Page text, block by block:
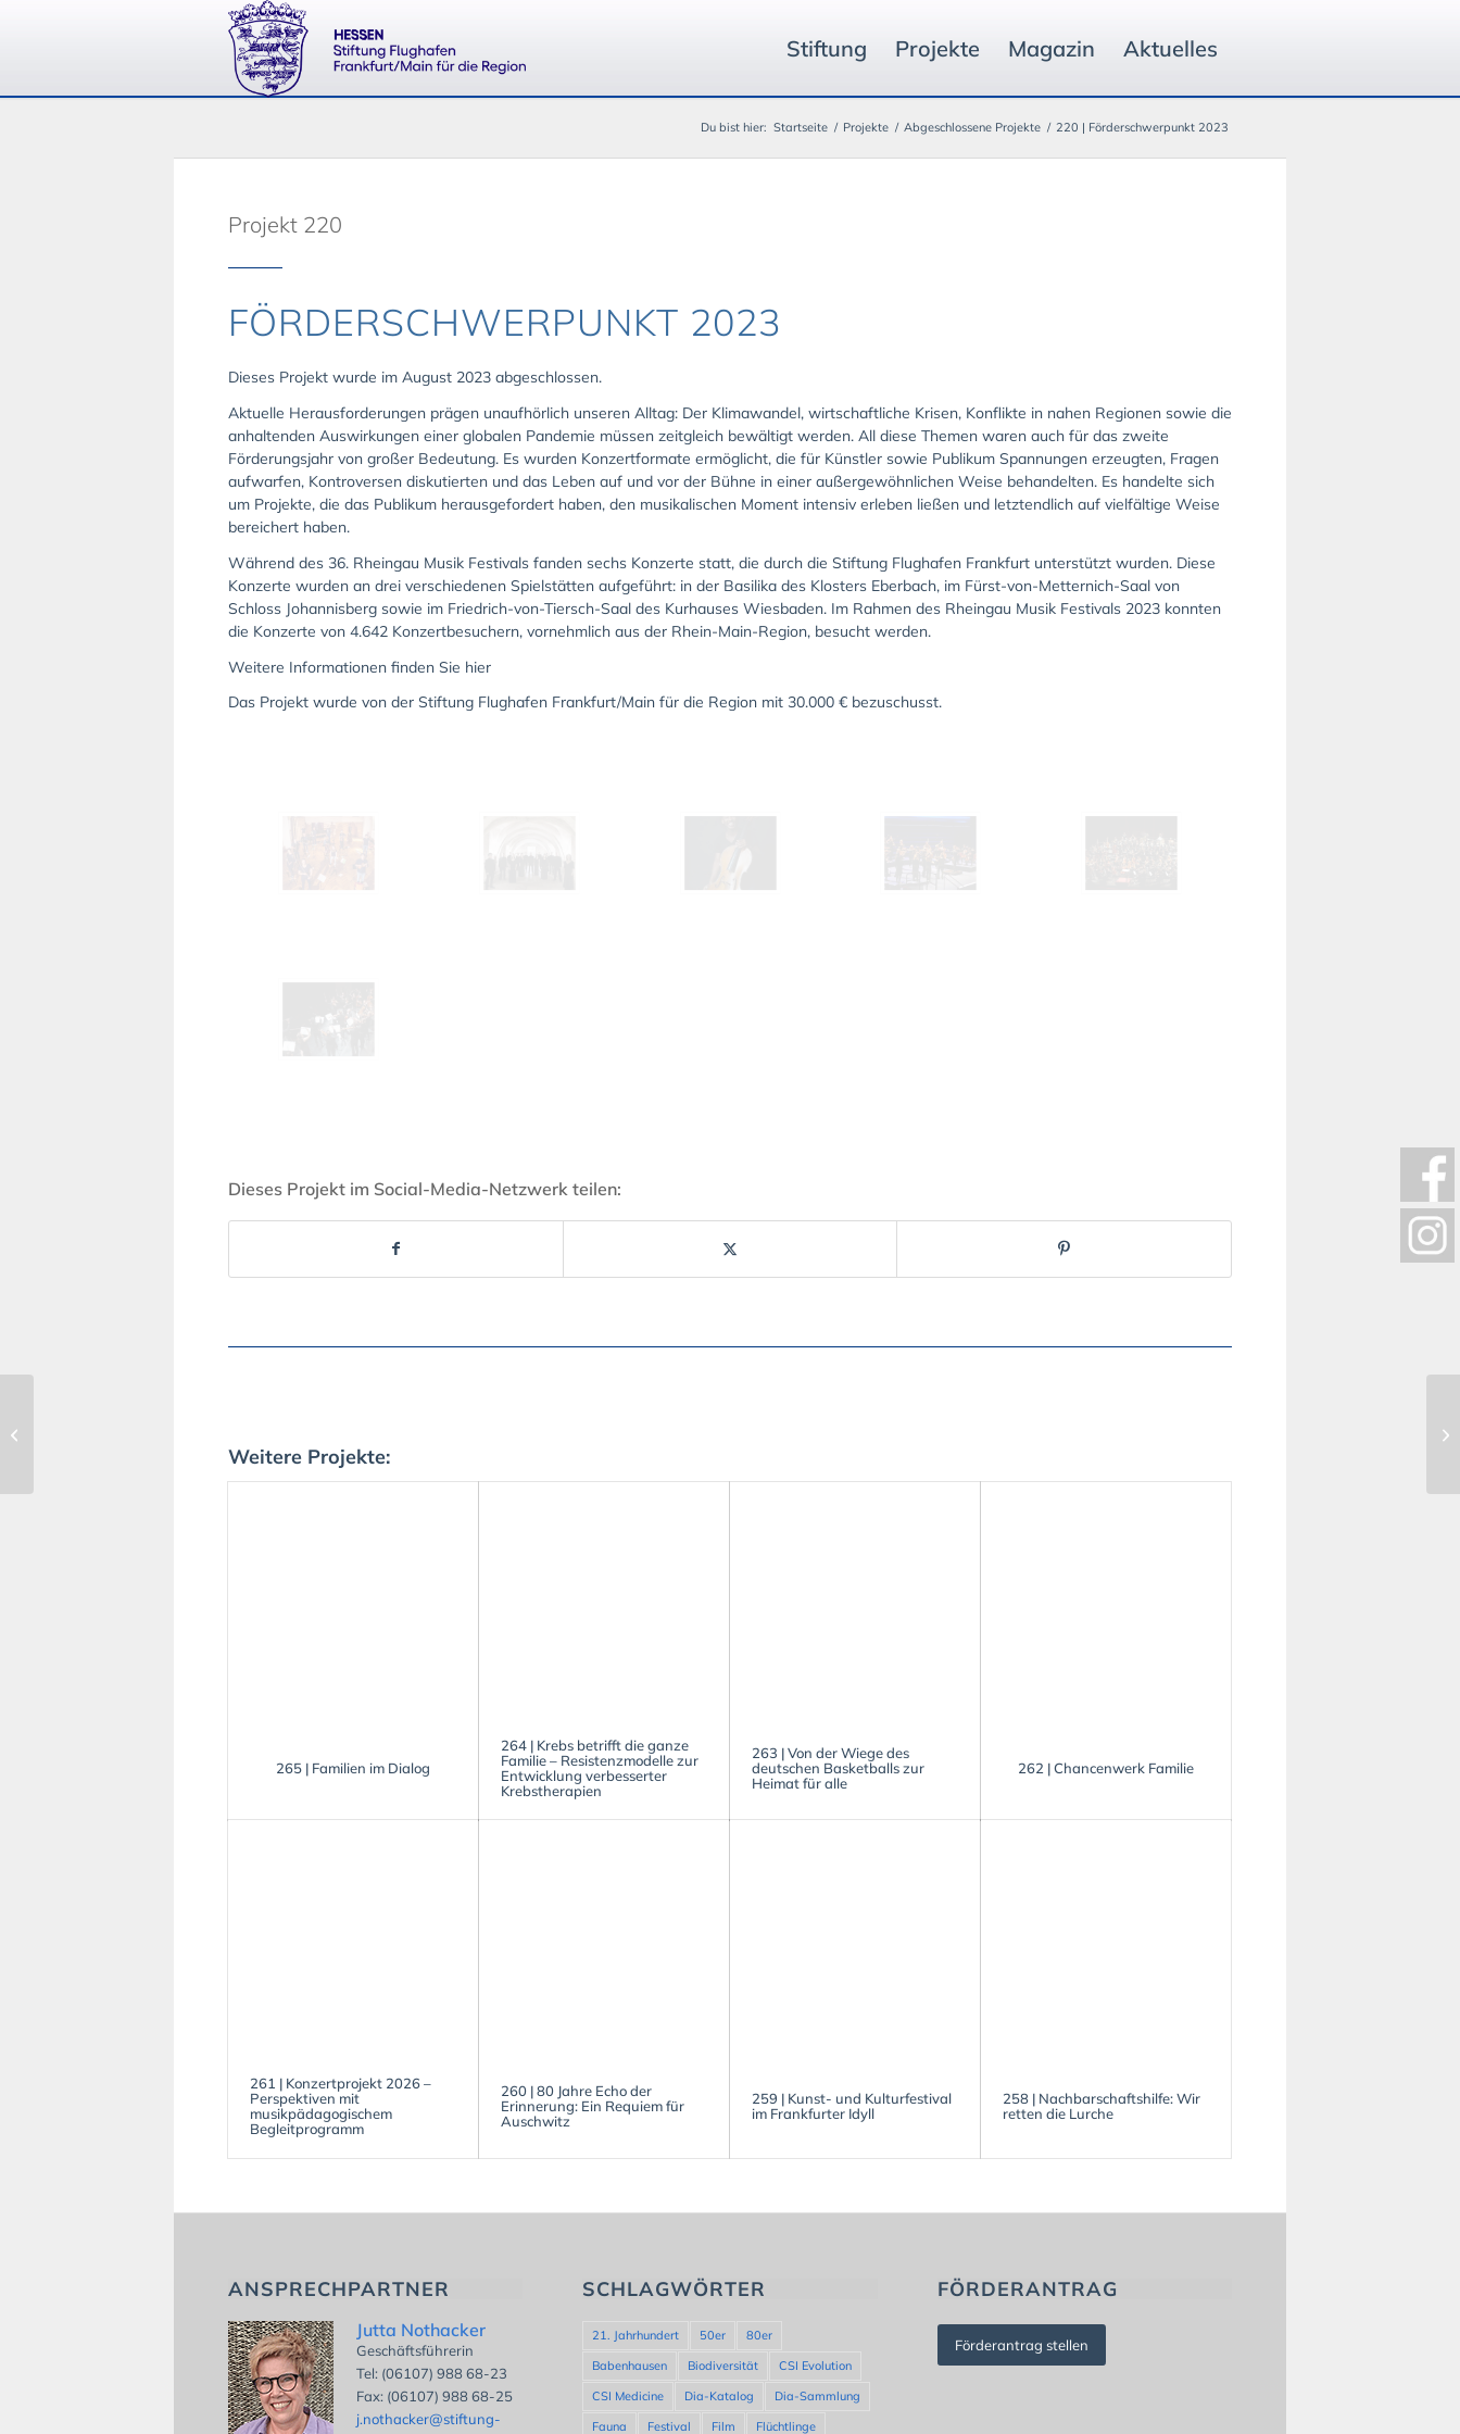
Stiftung Projekte Magazin Aktuelles
Du bist hier: Startseite / Projekte / Abgeschlossene Projekte / 220 | Förderschwerpunkt 2023
Projekt 220
FÖRDERSCHWERPUNKT 2023
Dieses Projekt wurde im August 2023 abgeschlossen.
Aktuelle Herausforderungen prägen unaufhörlich unseren Alltag: Der Klimawandel, wirtschaftliche Krisen, Konflikte in nahen Regionen sowie die
anhaltenden Auswirkungen einer globalen Pandemie müssen zeitgleich bewältigt werden. All diese Themen waren auch für das zweite
Förderungsjahr von großer Bedeutung. Es wurden Konzertformate ermöglicht, die für Künstler sowie Publikum Spannungen erzeugten, Fragen
aufwarfen, Kontroversen diskutierten und das Leben auf und vor der Bühne in einer außergewöhnlichen Weise behandelten. Es handelte sich
um Projekte, die das Publikum herausgefordert haben, den musikalischen Moment intensiv erleben ließen und letztendlich auf vielfältige Weise
bereichert haben.
Während des 36. Rheingau Musik Festivals fanden sechs Konzerte statt, die durch die Stiftung Flughafen Frankfurt unterstützt wurden. Diese
Konzerte wurden an drei verschiedenen Spielstätten aufgeführt: in der Basilika des Klosters Eberbach, im Fürst-von-Metternich-Saal von
Schloss Johannisberg sowie im Friedrich-von-Tiersch-Saal des Kurhauses Wiesbaden. Im Rahmen des Rheingau Musik Festivals 2023 konnten
die Konzerte von 4.642 Konzertbesuchern, vornehmlich aus der Rhein-Main-Region, besucht werden.
Weitere Informationen finden Sie hier
Das Projekt wurde von der Stiftung Flughafen Frankfurt/Main für die Region mit 30.000 € bezuschusst.
Dieses Projekt im Social-Media-Netzwerk teilen:
Weitere Projekte:
265 | Familien im Dialog
264 | Krebs betrifft die ganze
Familie – Resistenzmodelle zur
Entwicklung verbesserter
Krebstherapien
263 | Von der Wiege des
deutschen Basketballs zur
Heimat für alle
262 | Chancenwerk Familie
261 | Konzertprojekt 2026 –
Perspektiven mit
musikpädagogischem
Begleitprogramm
260 | 80 Jahre Echo der
Erinnerung: Ein Requiem für
Auschwitz
259 | Kunst- und Kulturfestival
im Frankfurter Idyll
258 | Nachbarschaftshilfe: Wir
retten die Lurche
ANSPRECHPARTNER
Jutta Nothacker
Geschäftsführerin
Tel: (06107) 988 68-23
Fax: (06107) 988 68-25
j.nothacker@stiftung-
SCHLAGWÖRTER
21. Jahrhundert 50er
80er
Babenhausen
Biodiversität
CSI Evolution
CSI Medicine
Dia-Katalog
Dia-Sammlung
Fauna
Festival Film Flüchtlinge
FÖRDERANTRAG
Förderantrag stellen